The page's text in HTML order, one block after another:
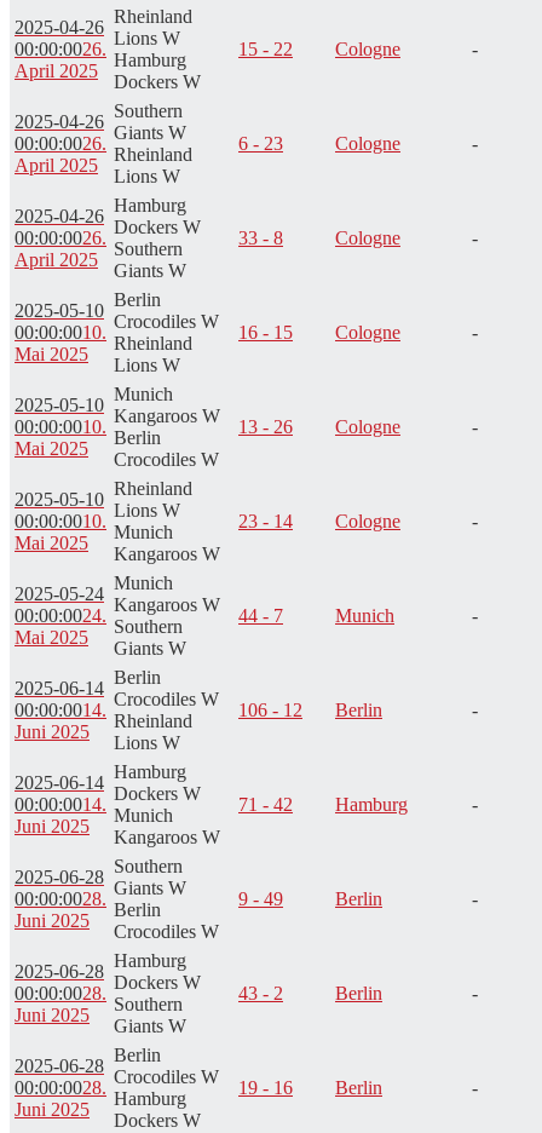
2025-04-26
00:00:0026.
April 2025
Rheinland
Lions W
Hamburg
Dockers W
15 - 22 Cologne -
2025-04-26
00:00:0026.
April 2025
Southern
Giants W
Rheinland
Lions W
6 - 23 Cologne -
2025-04-26
00:00:0026.
April 2025
Hamburg
Dockers W
Southern
Giants W
33 - 8 Cologne -
2025-05-10
00:00:0010.
Mai 2025
Berlin
Crocodiles W
Rheinland
Lions W
16 - 15 Cologne -
2025-05-10
00:00:0010.
Mai 2025
Munich
Kangaroos W
Berlin
Crocodiles W
13 - 26 Cologne -
2025-05-10
00:00:0010.
Mai 2025
Rheinland
Lions W
Munich
Kangaroos W
23 - 14 Cologne -
2025-05-24
00:00:0024.
Mai 2025
Munich
Kangaroos W
Southern
Giants W
44 - 7 Munich -
2025-06-14
00:00:0014.
Juni 2025
Berlin
Crocodiles W
Rheinland
Lions W
106 - 12 Berlin -
2025-06-14
00:00:0014.
Juni 2025
Hamburg
Dockers W
Munich
Kangaroos W
71 - 42 Hamburg -
2025-06-28
00:00:0028.
Juni 2025
Southern
Giants W
Berlin
Crocodiles W
9 - 49 Berlin -
2025-06-28
00:00:0028.
Juni 2025
Hamburg
Dockers W
Southern
Giants W
43 - 2 Berlin -
2025-06-28
00:00:0028.
Juni 2025
Berlin
Crocodiles W
Hamburg
Dockers W
19 - 16 Berlin -